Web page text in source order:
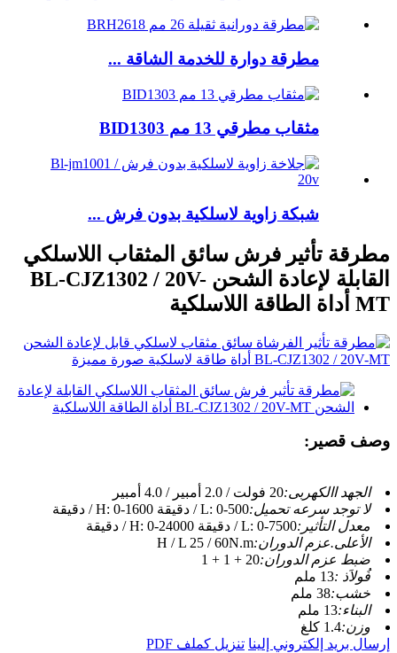
مطرقة دوارة للخدمة الشاقة ...
مثقاب مطرقي 13 مم BID1303
شبكة زاوية لاسلكية بدون فرش ...
مطرقة تأثير فرش سائق المثقاب اللاسلكي
القابلة لإعادة الشحن BL-CJZ1302 / 20V-
MT أداة الطاقة اللاسلكية
وصف قصير:
الجهد االكهربى:20 فولت / 2.0 أمبير / 4.0 أمبير
لا توجد سرعه تحميل:L: 0-500 / دقيقة H: 0-1600 / دقيقة
معدل التأثير:L: 0-7500 / دقيقة H: 0-24000 / دقيقة
الأعلى.عزم الدوران:H / L 25 / 60N.m
ضبط عزم الدوران:20 + 1 + 1
فُولاَذ :13 ملم
خشب:38 ملم
البناء:13 ملم
وزن:1.4 كلغ
إرسال بريد إلكتروني إلينا تنزيل كملف PDF